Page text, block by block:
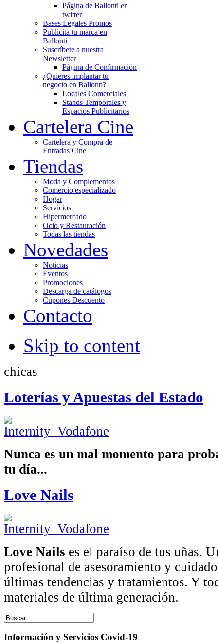
Página de Ballonti en
twitter
Bases Legales Promos
Publicita tu marca en
Ballonti
Suscríbete a nuestra
Newsletter
Página de Confirmación
¿Quieres implantar tu
negocio en Ballonti?
Locales Comerciales
Stands Temporales y
Espacios Publicitarios
Cartelera Cine
Cartelera y Compra de
Entradas Cine
Tiendas
Moda y Complementos
Comercio especializado
Hogar
Servicios
Hipermercado
Ocio y Restauración
Todas las tiendas
Novedades
Noticias
Eventos
Promociones
Descarga de catálogos
Cupones Descuento
Contacto
Skip to content
chicas
Loterías y Apuestas del Estado
Nunca es un mal momento para
tu día...
Love Nails
Love Nails es el paraíso de tus uñas.
profesional de asesoramiento y
últimas tendencias y tratamientos. Y
materiales de última generación.
Información y Servicios Covid-19